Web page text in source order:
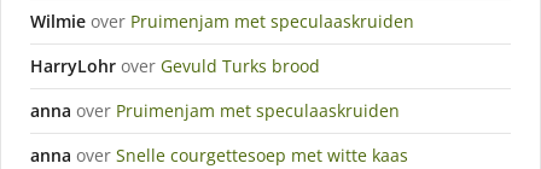
Wilmie over Pruimenjam met speculaaskruiden
HarryLohr over Gevuld Turks brood
anna over Pruimenjam met speculaaskruiden
anna over Snelle courgettesoep met witte kaas